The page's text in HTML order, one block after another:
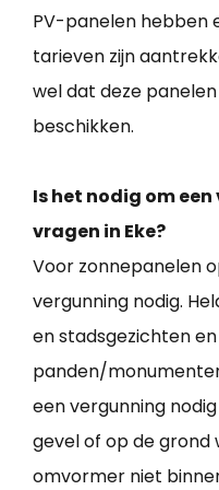
PV-panelen hebben
tarieven zijn
wel dat deze
beschikken.
Is het nodig om
vragen in Eke?
Voor zonnepanelen
vergunning nodig.
en stadsgezichten
panden/
een vergunning
gevel of op de grond
omvormer niet